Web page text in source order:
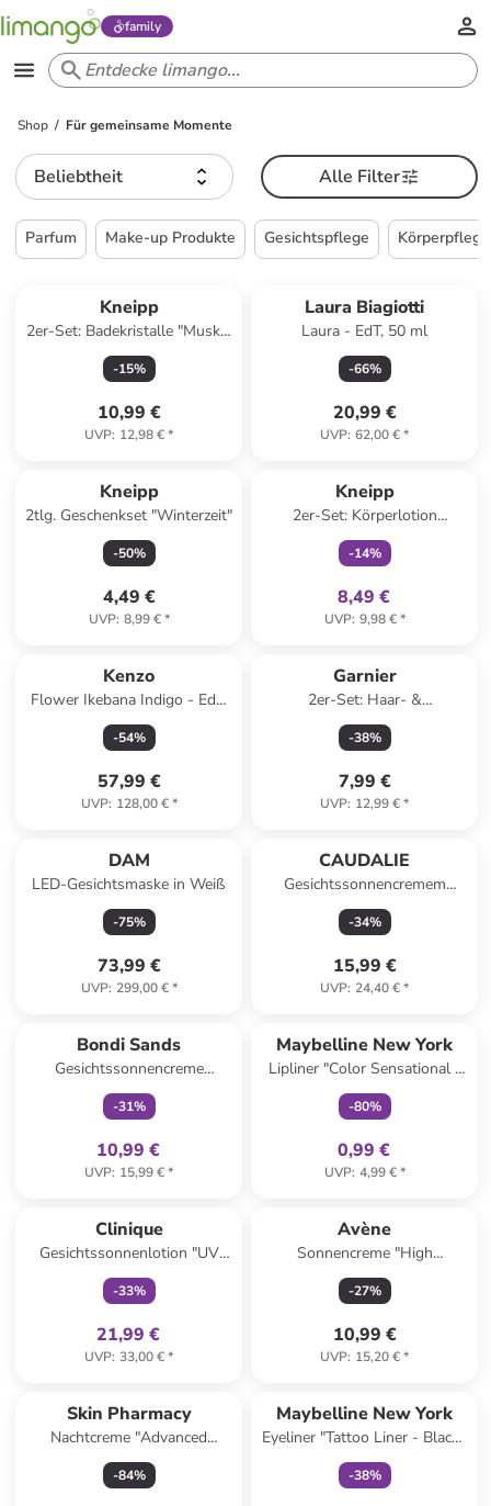
family
Shop Für gemeinsame Momente
Beliebtheit Alle Filter
Parfum Make-up Produkte Gesichtspflege Körperpflege
Kneipp
2er-Set: Badekristalle "Muskel
Entspannung", 600 g
-15%
10,99 €
UVP: 12,98 €*
Laura Biagiotti
Laura - EdT, 50 ml
-66%
20,99 €
UVP: 62,00 €*
Kneipp
2tlg. Geschenkset "Winterzeit"
-50%
4,49 €
UVP: 8,99 €*
Kneipp
2er-Set: Körperlotion
"Sensitiv", je 200 ml
-14%
8,49 €
UVP: 9,98 €*
Kenzo
Flower Ikebana Indigo - EdP,
75 ml
-54%
57,99 €
UVP: 128,00 €*
Garnier
2er-Set: Haar- &
Kopfhautserum "Fructis
Vitamine & Kraft", je 125 ml
-38%
7,99 €
UVP: 12,99 €*
DAM
LED-Gesichtsmaske in Weiß
-75%
73,99 €
UVP: 299,00 €*
CAUDALIE
Gesichtssonnencremem
"Vinosun Protect" - LSF 50+,
50 ml
-34%
15,99 €
UVP: 24,40 €*
Bondi Sands
Gesichtssonnencreme
"Everyday" - LSF 50+, 50 ml
-31%
10,99 €
UVP: 15,99 €*
Maybelline New York
Lipliner "Color Sensational -
540 Hollywood Red", 0,4 g
-80%
0,99 €
UVP: 4,99 €*
Clinique
Gesichtssonnenlotion "UV
Solutions" - LSF 50, 40 ml
-33%
21,99 €
UVP: 33,00 €*
Avène
Sonnencreme "High
Protection Solar Reflex" - LSF
50+, 30 ml
-27%
10,99 €
UVP: 15,20 €*
Skin Pharmacy
Nachtcreme "Advanced
Multivitamin" - 50 ml
-84%
Maybelline New York
Eyeliner "Tattoo Liner - Black",
2,5 ml
-38%